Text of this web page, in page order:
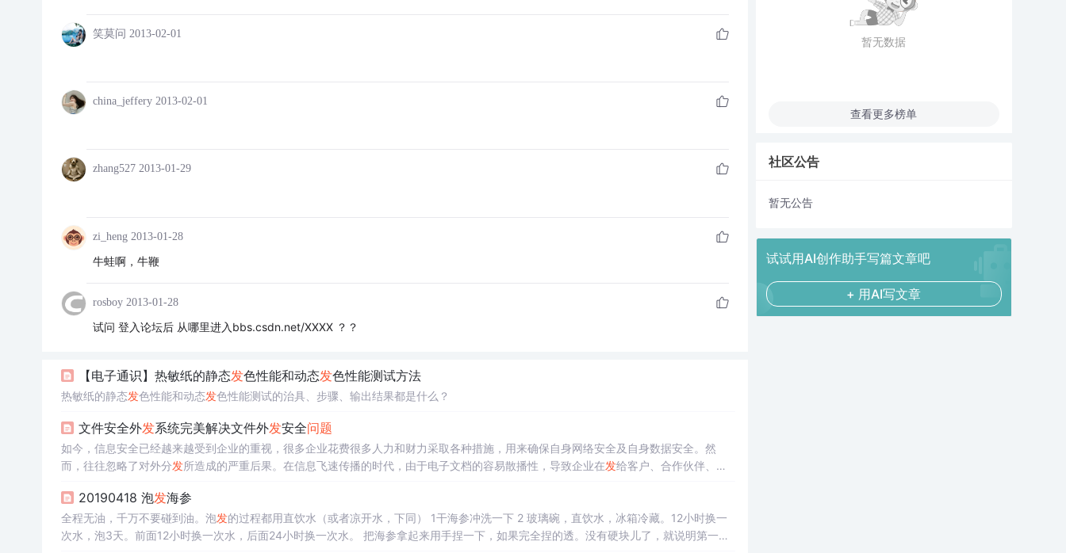
笑莫问 2013-02-01
china_jeffery 2013-02-01
zhang527 2013-01-29
zi_heng 2013-01-28
牛蛙啊，牛鞭
rosboy 2013-01-28
试问 登入论坛后 从哪里进入bbs.csdn.net/XXXX ？？
【电子通识】热敏纸的静态发色性能和动态发色性能测试方法
热敏纸的静态发色性能和动态发色性能测试的治具、步骤、输出结果都是什么？
文件安全外发系统完美解决文件外发安全问题
如今，信息安全已经越来越受到企业的重视，很多企业花费很多人力和财力采取各种措施，用来确保自身网络安全及自身数据安全。然
而，往往忽略了对外分发所造成的严重后果。在信息飞速传播的时代，由于电子文档的容易散播性，导致企业在发给客户、合作伙伴、经
至企业溃败的恶敌! 那么，这种困局...
20190418 泡发海参
全程无油，千万不要碰到油。泡发的过程都用直饮水（或者凉开水，下同） 1干海参冲洗一下 2 玻璃碗，直饮水，冰箱冷藏。12小时换一
次水，泡3天。前面12小时换一次水，后面24小时换一次水。 把海参拿起来用手捏一下，如果完全捏的透。没有硬块儿了，就说明第一步
暂无数据
查看更多榜单
社区公告
暂无公告
试试用AI创作助手写篇文章吧
+ 用AI写文章